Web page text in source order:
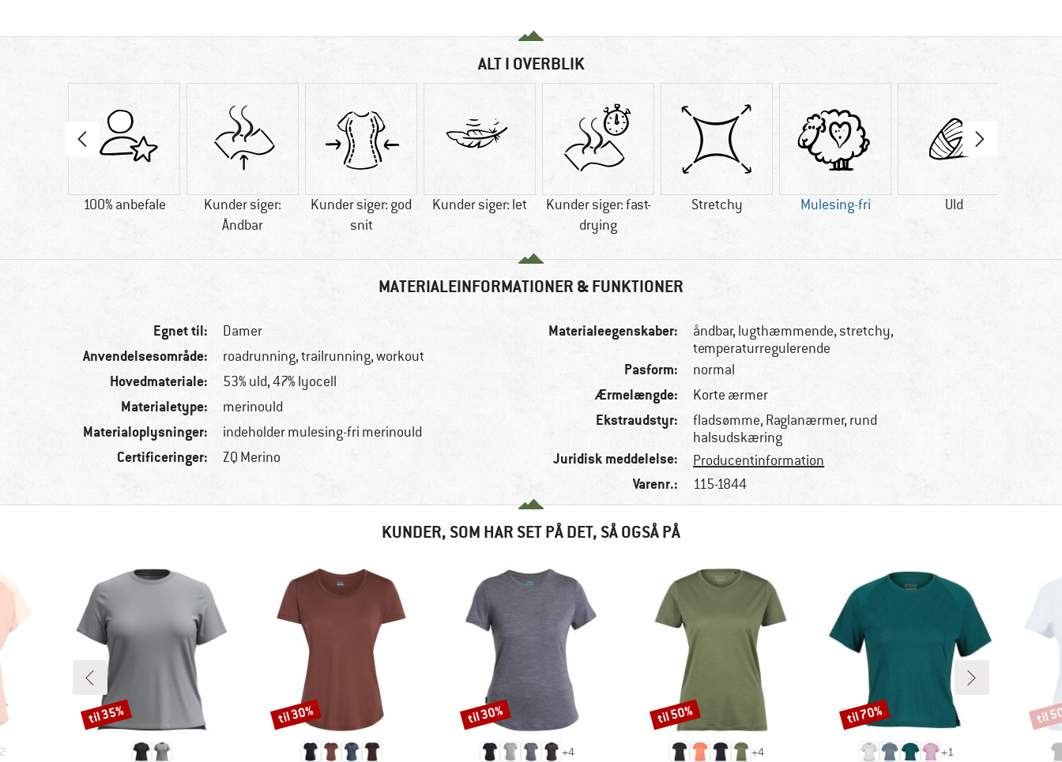
ALT I OVERBLIK
100% anbefale
Kunder siger:
Åndbar
Kunder siger: god
snit
Kunder siger: let
Kunder siger: fast-
drying
Stretchy Mulesing-fri Uld
MATERIALEINFORMATIONER & FUNKTIONER
Egnet til: Damer
Anvendelsesområde: roadrunning, trailrunning, workout
Hovedmateriale: 53% uld, 47% lyocell
Materialetype: merinould
Materialoplysninger: indeholder mulesing-fri merinould
Certificeringer: ZQ Merino
Materialeegenskaber:
åndbar, lugthæmmende, stretchy,
temperaturregulerende
Pasform: normal
Ærmelængde: Korte ærmer
Ekstraudstyr:
fladsømme, Raglanærmer, rund
halsudskæring
Juridisk meddelelse: Producentinformation
Varenr.: 115-1844
KUNDER, SOM HAR SET PÅ DET, SÅ OGSÅ PÅ
2
Rabat
til 35% Rabat
til 30%
+4
Rabat
til 30%
+4
Rabat
til 50%
+1
Rabat
til 70% Rabat
til